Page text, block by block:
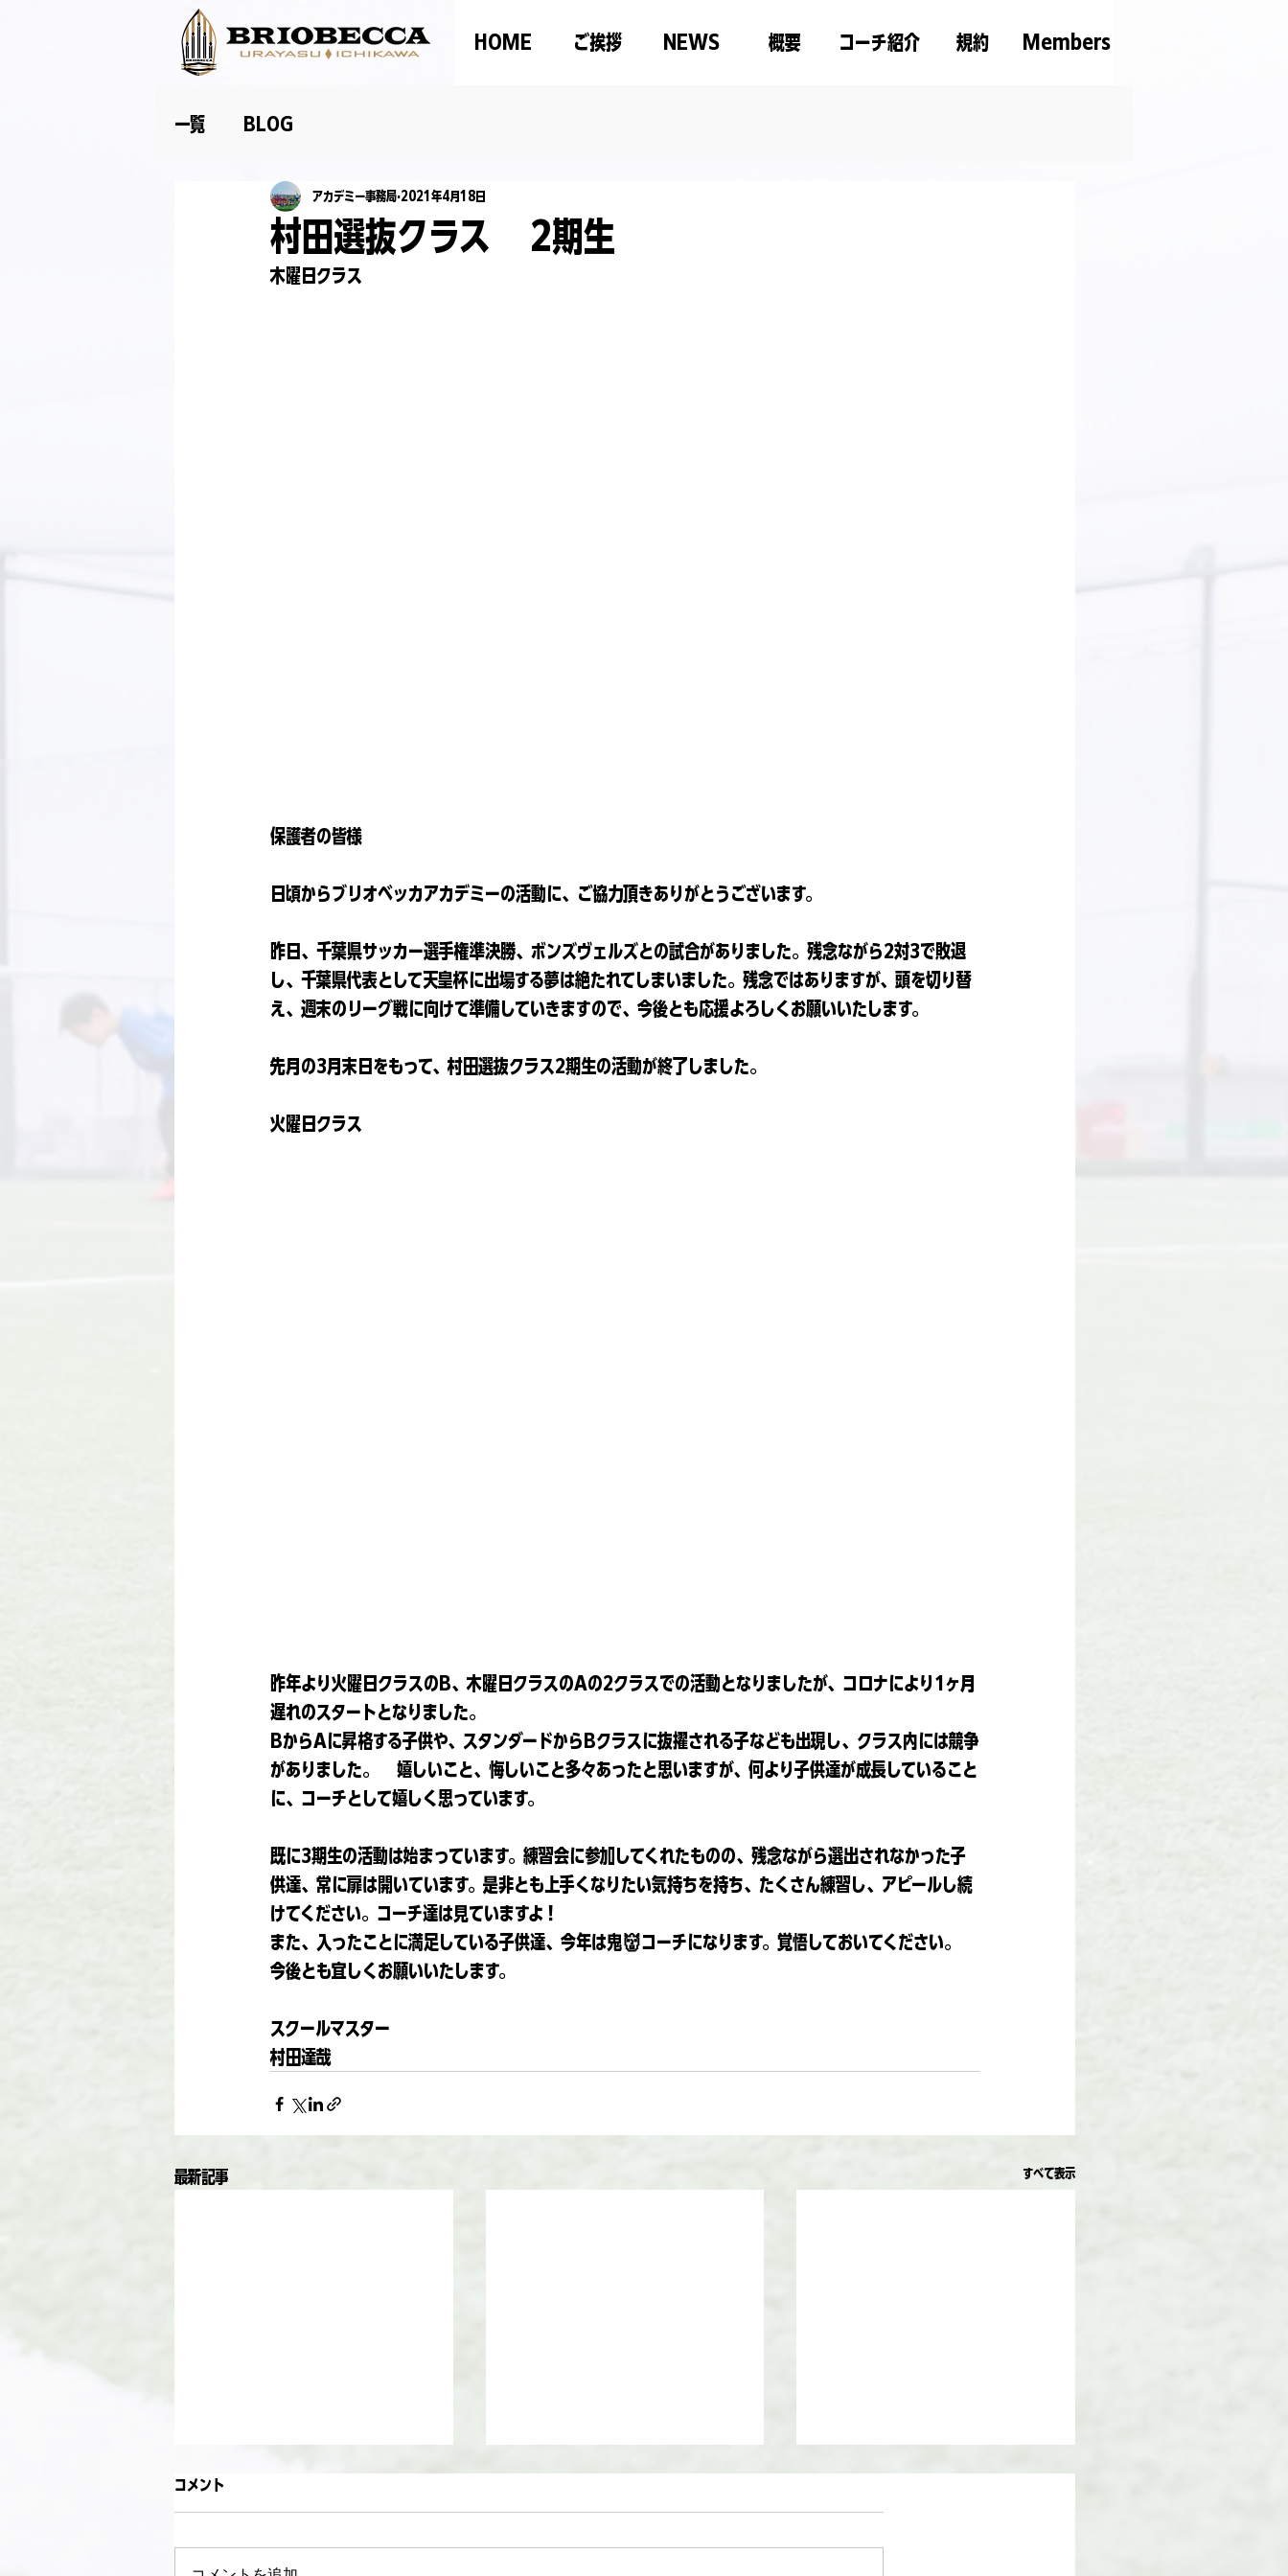
HOME ご挨拶 NEWS 概要 コーチ紹介 規約 Members
一覧 BLOG
村田選抜クラス 2期生
アカデミー事務局 2021年4月18日
木曜日クラス
保護者の皆様
日頃からブリオベッカアカデミーの活動に、ご協力頂きありがとうございます。
昨日、千葉県サッカー選手権準決勝、ボンズヴェルズとの試合がありました。残念ながら2対3で敗退
し、千葉県代表として天皇杯に出場する夢は絶たれてしまいました。残念ではありますが、頭を切り替
え、週末のリーグ戦に向けて準備していきますので、今後とも応援よろしくお願いいたします。
先月の3月末日をもって、村田選抜クラス2期生の活動が終了しました。
火曜日クラス
昨年より火曜日クラスのB、木曜日クラスのAの2クラスでの活動となりましたが、コロナにより1ヶ月
遅れのスタートとなりました。
BからAに昇格する子供や、スタンダードからBクラスに抜擢される子なども出現し、クラス内には競争
がありました。　嬉しいこと、悔しいこと多々あったと思いますが、何より子供達が成長していること
に、コーチとして嬉しく思っています。
既に3期生の活動は始まっています。練習会に参加してくれたものの、残念ながら選出されなかった子
供達、常に扉は開いています。是非とも上手くなりたい気持ちを持ち、たくさん練習し、アピールし続
けてください。コーチ達は見ていますよ！
また、入ったことに満足している子供達、今年は鬼👹コーチになります。覚悟しておいてください。
今後とも宜しくお願いいたします。
スクールマスター
村田達哉
最新記事 すべて表示
コメント